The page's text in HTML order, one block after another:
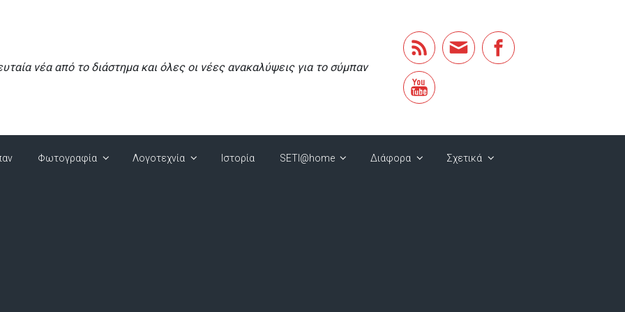
νέα από το διάστημα και όλες οι νέες ανακαλύψεις για το σύμπαν
Φωτογραφία Λογοτεχνία Ιστορία SETI@home Διάφορα Σχετικά